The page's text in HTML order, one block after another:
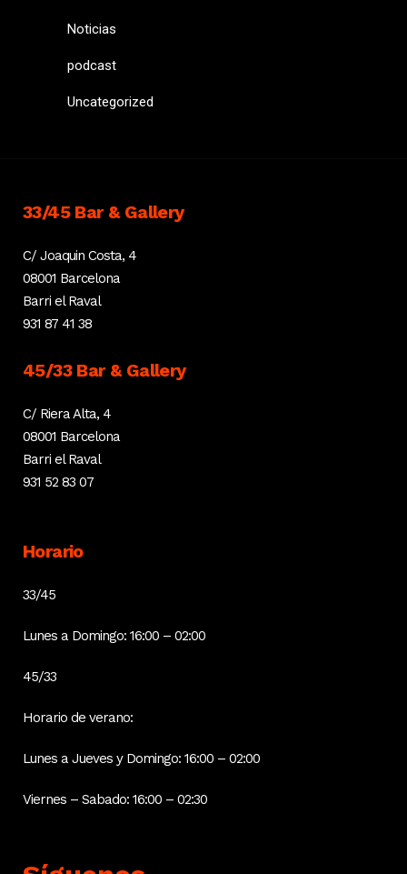
Noticias
podcast
Uncategorized
33/45 Bar & Gallery
C/ Joaquin Costa, 4
08001 Barcelona
Barri el Raval
931 87 41 38
45/33 Bar & Gallery
C/ Riera Alta, 4
08001 Barcelona
Barri el Raval
931 52 83 07
Horario
33/45
Lunes a Domingo: 16:00 – 02:00
45/33
Horario de verano:
Lunes a Jueves y Domingo: 16:00 – 02:00
Viernes – Sabado: 16:00 – 02:30